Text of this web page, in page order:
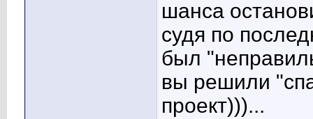
шанса
судя по
был
вы решили
проект)))...